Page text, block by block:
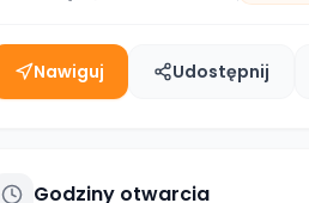
Nawiguj Udostępnij
Godziny otwarcia